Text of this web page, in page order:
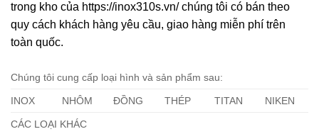
trong kho của https://inox310s.vn/ chúng tôi có bán theo
quy cách khách hàng yêu cầu, giao hàng miễn phí trên
toàn quốc.
Chúng tôi cung cấp loại hình và sản phẩm sau:
INOX NHÔM ĐỒNG THÉP TITAN NIKEN
CÁC LOẠI KHÁC